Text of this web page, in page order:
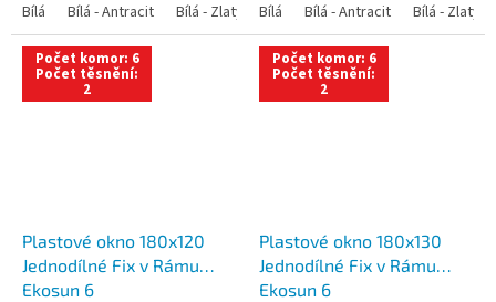
Bílá Bílá - Antracit Bílá - Zlatý dub Bílá - Tmavý dub Bílá -
Bílá Bílá - Antracit Bílá - Zlatý
Počet komor: 6
Počet těsnění:
2
Plastové okno 180x120
Jednodílné Fix v Rámu
Ekosun 6
Počet komor: 6
Počet těsnění:
2
Plastové okno 180x130
Jednodílné Fix v Rámu
Ekosun 6